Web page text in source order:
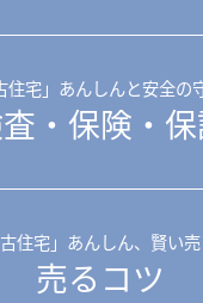
住宅」あんしんと安全の
・保険・
古住宅」あんしん、賢い
売るコツ